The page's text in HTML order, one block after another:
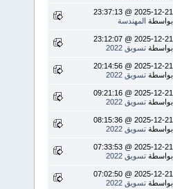
2025-12-21 @ 23:37:13
بواسطة المهندسة
2025-12-21 @ 23:12:07
بواسطة تسويق 2022
2025-12-21 @ 20:14:56
بواسطة تسويق 2022
2025-12-21 @ 09:21:16
بواسطة تسويق 2022
2025-12-21 @ 08:15:36
بواسطة تسويق 2022
2025-12-21 @ 07:33:53
بواسطة تسويق 2022
2025-12-21 @ 07:02:50
بواسطة تسويق 2022